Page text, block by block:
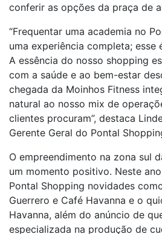
conferir as opções da praça de
“Frequentar uma academia no
uma experiência completa; esse
A essência do nosso shopping
com a saúde e ao bem-estar
chegada da Moinhos Fitness
natural ao nosso mix de
clientes procuram”, destaca
Gerente Geral do Pontal
O empreendimento na zona sul
um momento positivo. Neste
Pontal Shopping novidades
Guerrero e Café Havanna e o
Havanna, além do anúncio de
especializada na produção de